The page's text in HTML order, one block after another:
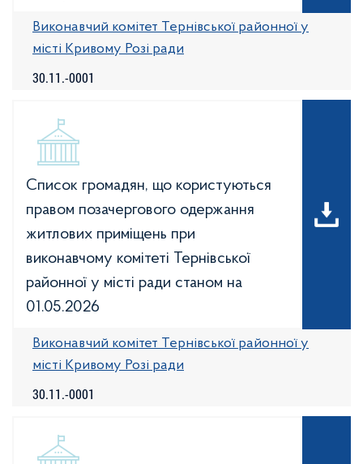
30.11.-0001
Виконавчий комітет Тернівської районної у
місті Кривому Розі ради
Список громадян, що користуються
правом позачергового одержання
житлових приміщень при
виконавчому комітеті Тернівської
районної у місті ради станом на
01.05.2026
30.11.-0001
Виконавчий комітет Тернівської районної у
місті Кривому Розі ради